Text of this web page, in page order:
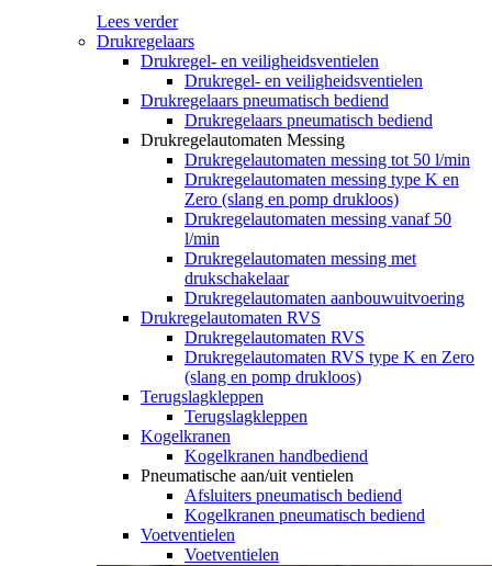
Lees verder
Drukregelaars
Drukregel- en veiligheidsventielen
Drukregel- en veiligheidsventielen
Drukregelaars pneumatisch bediend
Drukregelaars pneumatisch bediend
Drukregelautomaten Messing
Drukregelautomaten messing tot 50 l/min
Drukregelautomaten messing type K en
Zero (slang en pomp drukloos)
Drukregelautomaten messing vanaf 50
l/min
Drukregelautomaten messing met
drukschakelaar
Drukregelautomaten aanbouwuitvoering
Drukregelautomaten RVS
Drukregelautomaten RVS
Drukregelautomaten RVS type K en Zero
(slang en pomp drukloos)
Terugslagkleppen
Terugslagkleppen
Kogelkranen
Kogelkranen handbediend
Pneumatische aan/uit ventielen
Afsluiters pneumatisch bediend
Kogelkranen pneumatisch bediend
Voetventielen
Voetventielen